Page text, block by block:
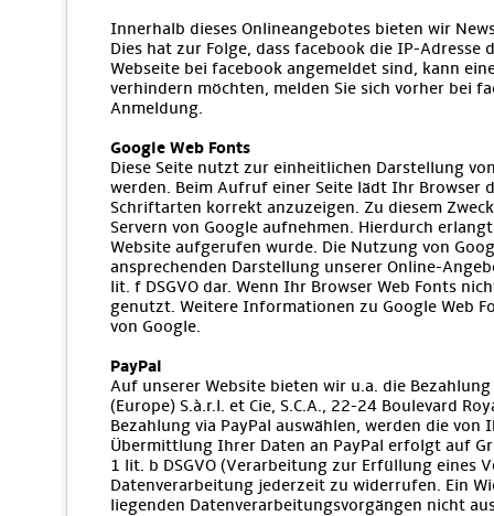
Innerhalb dieses Onlineangebotes bieten wir
Dies hat zur Folge, dass facebook die IP-Adresse
Webseite bei facebook angemeldet sind, kann
verhindern möchten, melden Sie sich vorher bei
Anmeldung.
Google Web Fonts
Diese Seite nutzt zur einheitlichen Darstellung
werden. Beim Aufruf einer Seite lädt Ihr Browser
Schriftarten korrekt anzuzeigen. Zu diesem
Servern von Google aufnehmen. Hierdurch
Website aufgerufen wurde. Die Nutzung von
ansprechenden Darstellung unserer Online-
lit. f DSGVO dar. Wenn Ihr Browser Web Fonts
genutzt. Weitere Informationen zu Google Web
von Google.
PayPal
Auf unserer Website bieten wir u.a. die
(Europe) S.à.r.l. et Cie, S.C.A., 22-24 Boulevard
Bezahlung via PayPal auswählen, werden die
Übermittlung Ihrer Daten an PayPal erfolgt auf
1 lit. b DSGVO (Verarbeitung zur Erfüllung eines
Datenverarbeitung jederzeit zu widerrufen. Ein
liegenden Datenverarbeitungsvorgängen nicht